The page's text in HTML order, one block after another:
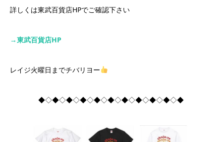
詳しくは東武百貨店HPでご確認下さい
→東武百貨店HP
レイジ火曜日までチバリヨー
◆◇◆◇◆◇◆◇◆◇◆◇◆◇◆◇◆◇◆◇◆